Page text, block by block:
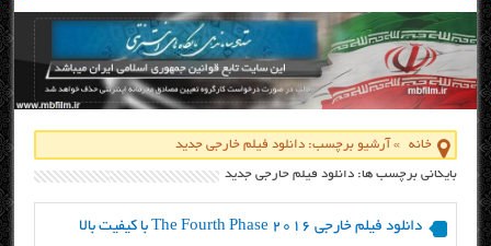
خانه » آرشیو برچسب: دانلود فیلم خارجی جدید
بایگانی برچسب ها: دانلود فیلم خارجی جدید
دانلود فیلم خارجی The Fourth Phase 2016 با کیفیت بالا